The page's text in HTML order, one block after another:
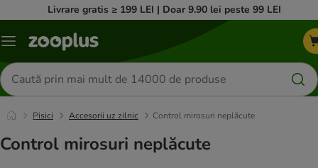
Livrare gratis ≥ 199 LEI | Doar 9.90 lei peste 99 LEI
Categorii
Căutare
produse
Pisici Accesorii uz zilnic Control mirosuri neplăcute
Control mirosuri neplăcute